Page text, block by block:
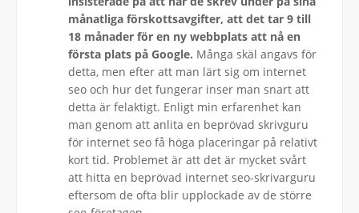
månatliga förskottsavgifter, att det tar 9 till
18 månader för en ny webbplats att nå en
första plats på Google. Många skäl angavs för
detta, men efter att man lärt sig om internet
seo och hur det fungerar inser man snart att
detta är felaktigt. Enligt min erfarenhet kan
man genom att anlita en beprövad skrivguru
för internet seo få höga placeringar på relativt
kort tid. Problemet är att det är mycket svårt
att hitta en beprövad internet seo-skrivarguru
eftersom de ofta blir upplockade av de större